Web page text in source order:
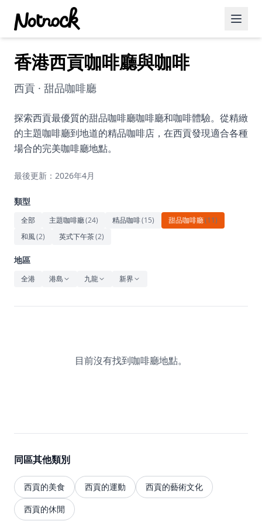
精選活動
博客文章
約會好去處
美食佳餚
藝術文化
休閒
香港西貢咖啡廳與咖啡
西貢 · 甜品咖啡廳
探索西貢最優質的甜品咖啡廳咖啡廳和咖啡體驗。從精緻
的主題咖啡廳到地道的精品咖啡店，在西貢發現適合各種
場合的完美咖啡廳地點。
最後更新：2026年4月
類型
全部 主題咖啡廳(24) 精品咖啡(15) 甜品咖啡廳(11)
和風(2) 英式下午茶(2)
地區
全港 港島 九龍 新界
目前沒有找到咖啡廳地點。
同區其他類別
西貢的美食 西貢的運動
西貢的藝術文化
西貢的休閒